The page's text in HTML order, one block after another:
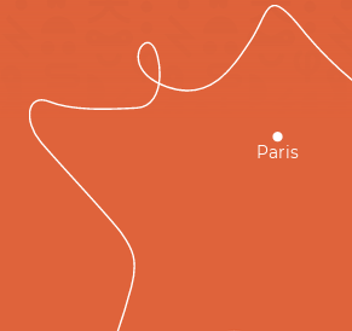
Paris